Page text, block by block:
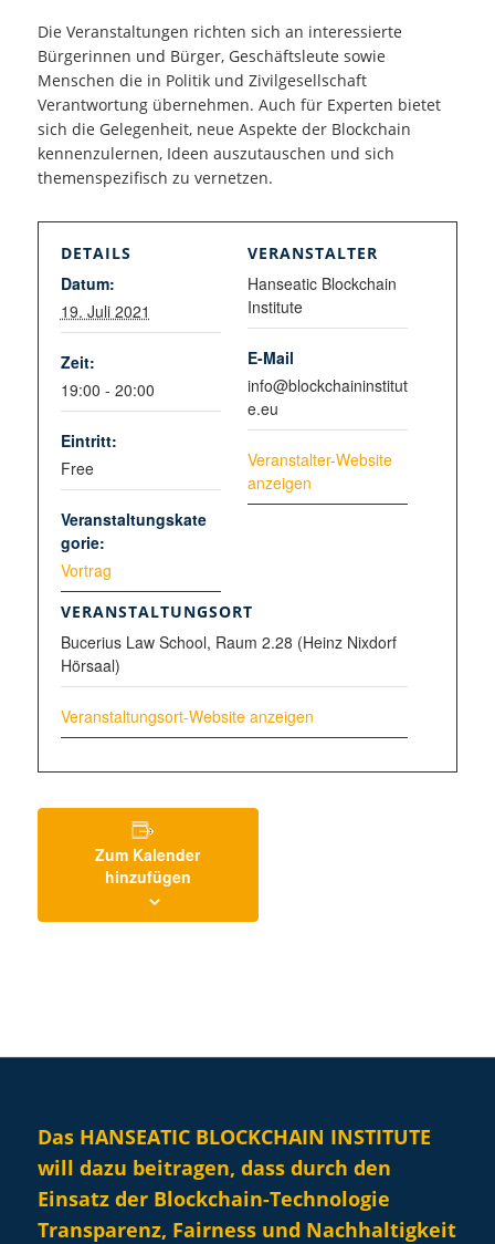
Die Veranstaltungen richten sich an interessierte
Bürgerinnen und Bürger, Geschäftsleute sowie
Menschen die in Politik und Zivilgesellschaft
Verantwortung übernehmen. Auch für Experten bietet
sich die Gelegenheit, neue Aspekte der Blockchain
kennenzulernen, Ideen auszutauschen und sich
themenspezifisch zu vernetzen.
DETAILS
Datum:
19. Juli 2021
Zeit:
19:00 - 20:00
Eintritt:
Free
Veranstaltungskate
gorie:
Vortrag
VERANSTALTUNGSORT
Bucerius Law School, Raum 2.28 (Heinz Nixdorf
Hörsaal)
Veranstaltungsort-Website anzeigen
VERANSTALTER
Hanseatic Blockchain
Institute
E-Mail
info@blockchaininstitut
e.eu
Veranstalter-Website
anzeigen
Zum Kalender
hinzufügen
Das HANSEATIC BLOCKCHAIN INSTITUTE
will dazu beitragen, dass durch den
Einsatz der Blockchain-Technologie
Transparenz, Fairness und Nachhaltigkeit